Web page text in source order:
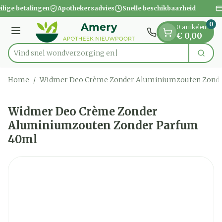
Ga naar de inhoud
1 van 1
betalingen Apothekersadvies Snelle beschikbaarheid
Menu
Product, merk, categorie...
Vind snel wondverzo Zoek
0 artikelen
€ 0,00
0
Home / Widmer Deo Crème Zonder Aluminiumzouten
Widmer Deo Crème Zonder
Aluminiumzouten Zonder Parfum
40ml